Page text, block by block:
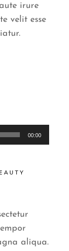
irure
velit esse
00:00
aliqua.